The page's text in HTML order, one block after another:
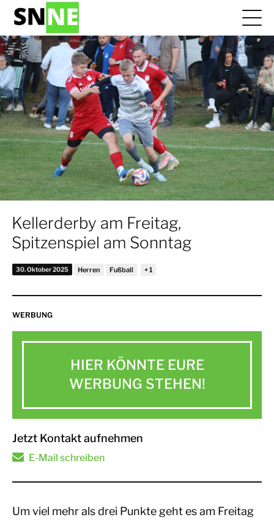
Kellerderby am Freitag,
Spitzenspiel am Sonntag
30. Oktober 2025 Herren Fußball
WERBUNG
HIER KÖNNTE EURE
WERBUNG STEHEN!
Jetzt Kontakt aufnehmen
E-Mail schreiben
Um viel mehr als drei Punkte geht es am Freitag